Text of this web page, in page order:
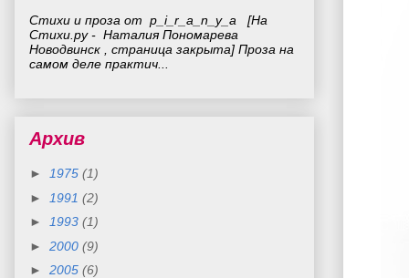
Стихи и проза от p_i_r_a_n_y_a [На
Стихи.ру - Наталия Пономарева
Новодвинск , страница закрыта] Проза на
самом деле практич...
Архив
► 1975 (1)
►
1991 (2)
►
1993 (1)
► 2000 (9)
► 2005 (6)